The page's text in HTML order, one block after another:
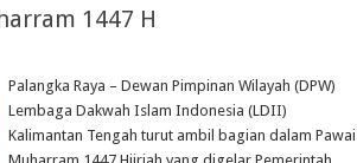
1447 H
Palangka Raya – Dewan Pimpinan Wilayah (DPW)
Lembaga Dakwah Islam Indonesia (LDII)
Kalimantan Tengah turut ambil bagian dalam Pawai